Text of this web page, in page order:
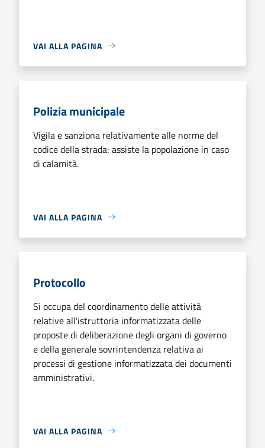
VAI ALLA PAGINA
Polizia municipale
Vigila e sanziona relativamente alle norme del
codice della strada; assiste la popolazione in caso
di calamità.
VAI ALLA PAGINA
Protocollo
Si occupa del coordinamento delle attività
relative all'istruttoria informatizzata delle
proposte di deliberazione degli organi di governo
e della generale sovrintendenza relativa ai
processi di gestione informatizzata dei documenti
amministrativi.
VAI ALLA PAGINA